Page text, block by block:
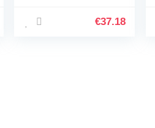
€37.18